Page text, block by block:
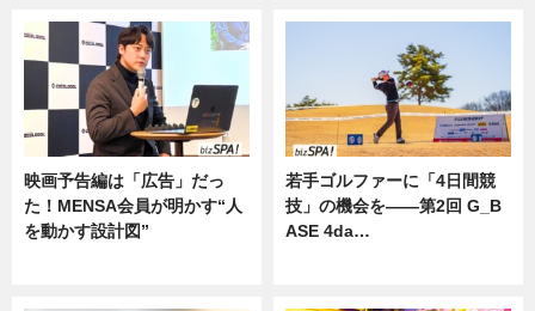
映画予告編は「広告」だっ
た！MENSA会員が明かす“人
を動かす設計図”
若手ゴルファーに「4日間競
技」の機会を——第2回 G_B
ASE 4da…